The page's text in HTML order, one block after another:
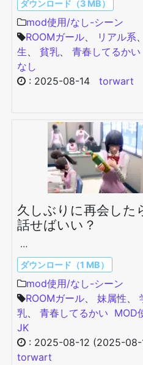
ダウンロード（3 MB）
mod使用/なし-シーン
ROOMガール、 リアル系
生
貧乳、 青春してるかい
なし
: 2025-08-14 torwart
久しぶりに再会した
話せばいい？
…
ダウンロード（1 MB）
mod使用/なし-シーン
ROOMガール、 妹属性
乳、 青春してるかい MOD
JK
: 2025-08-12 (2025-08-
torwart